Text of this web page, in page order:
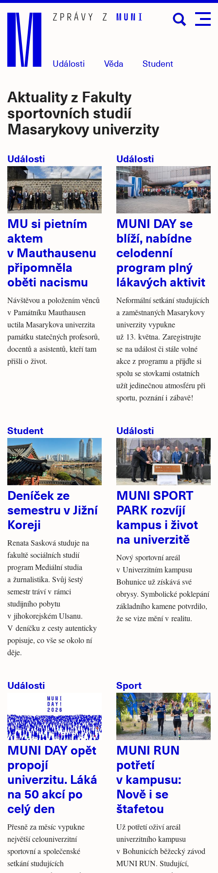
Přejít
hlavní
obsah
Události Věda Student
Aktuality z Fakulty
sportovních studií
Masarykovy univerzity
Události
MU si pietním
aktem
v Mauthausenu
připomněla
oběti nacismu
Návštěvou a položením věnců
v Památníku Mauthausen
uctila Masarykova univerzita
památku statečných profesorů,
docentů a asistentů, kteří tam
přišli o život.
Události
MUNI DAY se
blíží, nabídne
celodenní
program plný
lákavých aktivit
Neformální setkání studujících
a zaměstnaných Masarykovy
univerzity vypukne
už 13. května. Zaregistrujte
se na událost či stále volné
akce z programu a přijďte si
spolu se stovkami ostatních
užít jedinečnou atmosféru při
sportu, poznání i zábavě!
Student
Deníček ze
semestru v Jižní
Koreji
Renata Sasková studuje na
fakultě sociálních studií
program Mediální studia
a žurnalistika. Svůj šestý
semestr tráví v rámci
studijního pobytu
v jihokorejském Ulsanu.
V deníčku z cesty autenticky
popisuje, co vše se okolo ní
děje.
Události
MUNI SPORT
PARK rozvíjí
kampus i život
na univerzitě
Nový sportovní areál
v Univerzitním kampusu
Bohunice už získává své
obrysy. Symbolické poklepání
základního kamene potvrdilo,
že se vize mění v realitu.
Události
MUNI DAY opět
propojí
univerzitu. Láká
na 50 akcí po
celý den
Přesně za měsíc vypukne
největší celouniverzitní
sportovní a společenské
setkání studujících
Sport
MUNI RUN
potřetí
v kampusu:
Nově i se
štafetou
Už potřetí oživí areál
univerzitního kampusu
v Bohunicích běžecký závod
MUNI RUN. Studující,